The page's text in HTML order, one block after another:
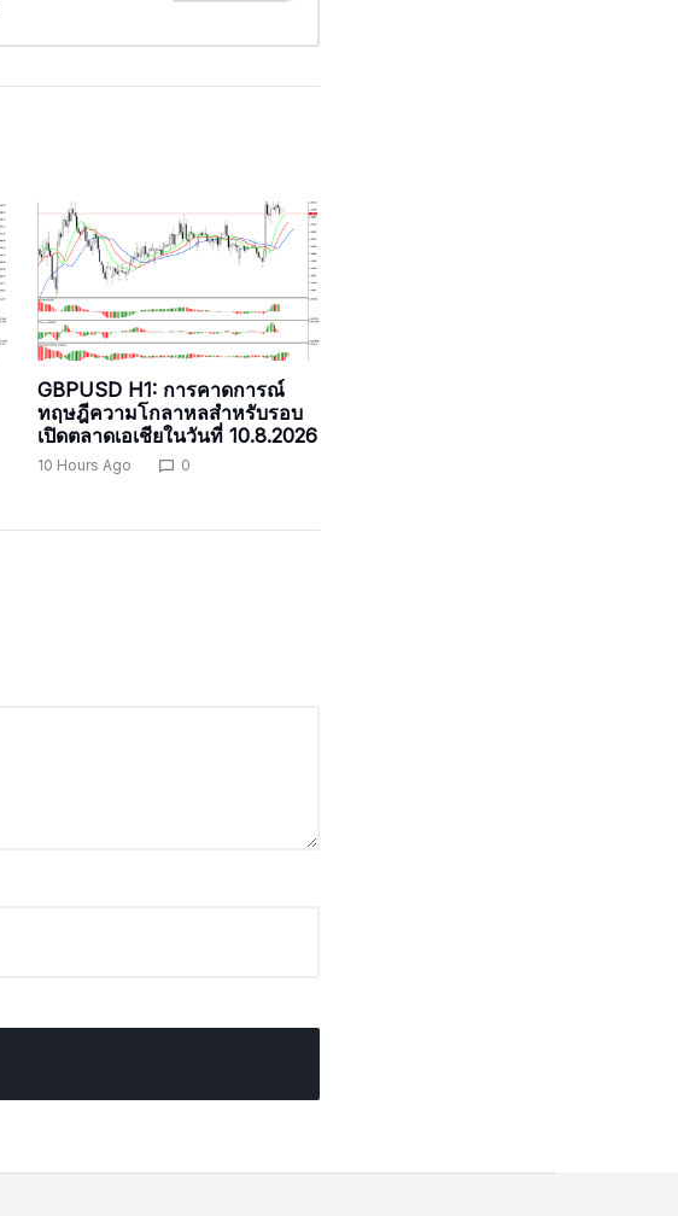
GBPUSD H1: การคาดการณ์
ทฤษฎีความโกลาหลสำหรับรอบ
เปิดตลาดเอเชียในวันที่ 10.8.2026
10 Hours Ago 0